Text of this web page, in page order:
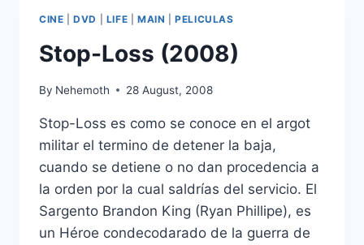
CINE |DVD LIFE MAIN |PELICULAS
Stop-Loss (2008)
By Nehemoth 28 August, 2008
Stop-Loss es como se conoce en el argot
militar el termino de detener la baja,
cuando se detiene o no dan procedencia a
la orden por la cual saldrías del servicio. El
Sargento Brandon King (Ryan Phillipe), es
un Héroe condecodarado de la guerra de